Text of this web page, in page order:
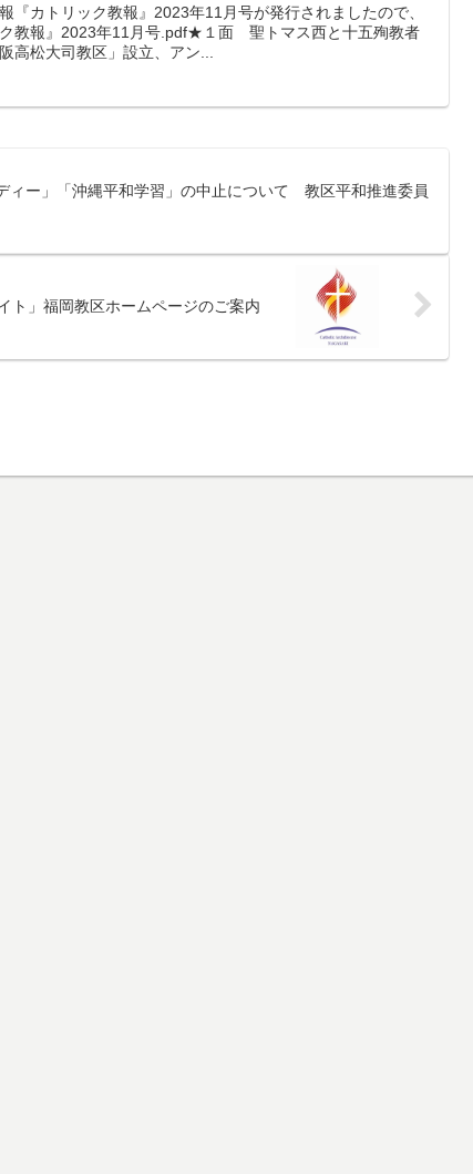
『カトリック教報』2023年11月号が発行されましたので、
教報』2023年11月号.pdf★１面 聖トマス西と十五殉教者
高松大司教区」設立、アン...
ー」「沖縄平和学習」の中止について 教区平和推進委員
」福岡教区ホームページのご案内